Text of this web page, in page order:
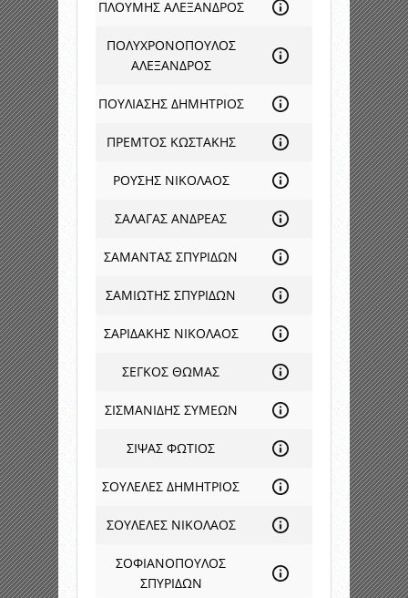
ΠΛΟΥΜΗΣ ΑΛΕΞΑΝΔΡΟΣ
ΠΟΛΥΧΡΟΝΟΠΟΥΛΟΣ
ΑΛΕΞΑΝΔΡΟΣ
ΠΟΥΛΙΑΣΗΣ ΔΗΜΗΤΡΙΟΣ
ΠΡΕΜΤΟΣ ΚΩΣΤΑΚΗΣ
ΡΟΥΣΗΣ ΝΙΚΟΛΑΟΣ
ΣΑΛΑΓΑΣ ΑΝΔΡΕΑΣ
ΣΑΜΑΝΤΑΣ ΣΠΥΡΙΔΩΝ
ΣΑΜΙΩΤΗΣ ΣΠΥΡΙΔΩΝ
ΣΑΡΙΔΑΚΗΣ ΝΙΚΟΛΑΟΣ
ΣΕΓΚΟΣ ΘΩΜΑΣ
ΣΙΣΜΑΝΙΔΗΣ ΣΥΜΕΩΝ
ΣΙΨΑΣ ΦΩΤΙΟΣ
ΣΟΥΛΕΛΕΣ ΔΗΜΗΤΡΙΟΣ
ΣΟΥΛΕΛΕΣ ΝΙΚΟΛΑΟΣ
ΣΟΦΙΑΝΟΠΟΥΛΟΣ
ΣΠΥΡΙΔΩΝ